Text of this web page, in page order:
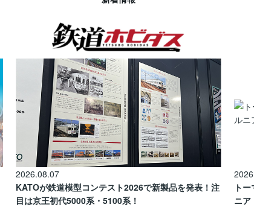
2026.08.07
KATOが鉄道模型コンテスト2026で新製品を発表！注
目は京王初代5000系・5100系！
ト
ニア